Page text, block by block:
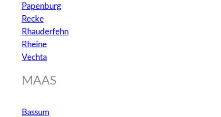
Papenburg
Recke
Rhauderfehn
Rheine
Vechta
MAAS
Bassum